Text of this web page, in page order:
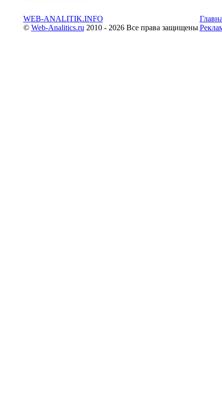
WEB-ANALITIK.INFO
© Web-Analitics.ru 2010 - 2026 Все права защищены